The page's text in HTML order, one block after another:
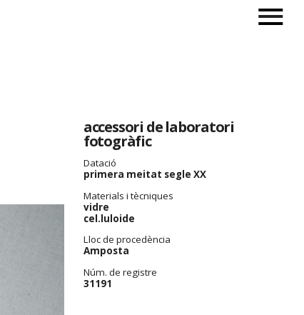
accessori de laboratori
fotogràfic
Datació
primera meitat segle XX
Materials i tècniques
vidre
cel.luloide
Lloc de procedència
Amposta
Núm. de registre
31191